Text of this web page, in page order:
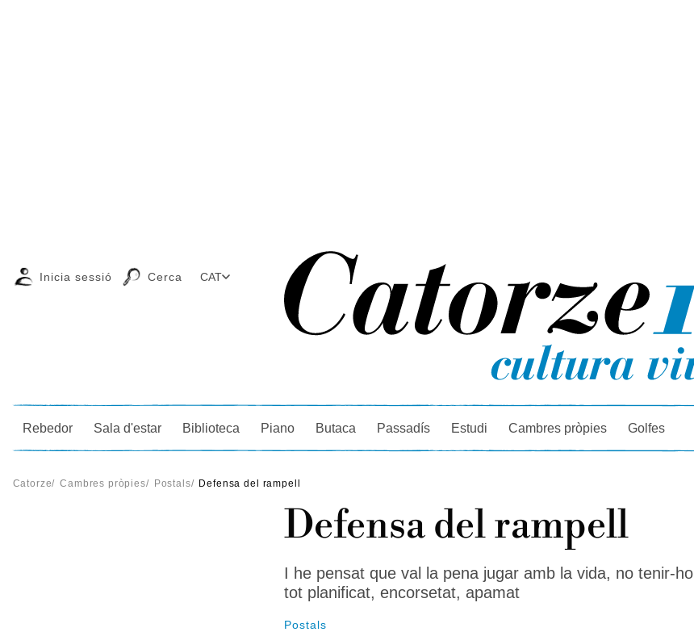
Cercador
Inicia sessió Cerca CAT
Rebedor Sala d'estar Biblioteca Piano Butaca Passadís Estudi Cambres pròpies Golfes
Catorze/ Cambres pròpies/ Postals/ Defensa del rampell
Defensa del rampell
I he pensat que val la pena jugar amb la vida, no tenir-ho
tot planificat, encorsetat, apamat
Postals